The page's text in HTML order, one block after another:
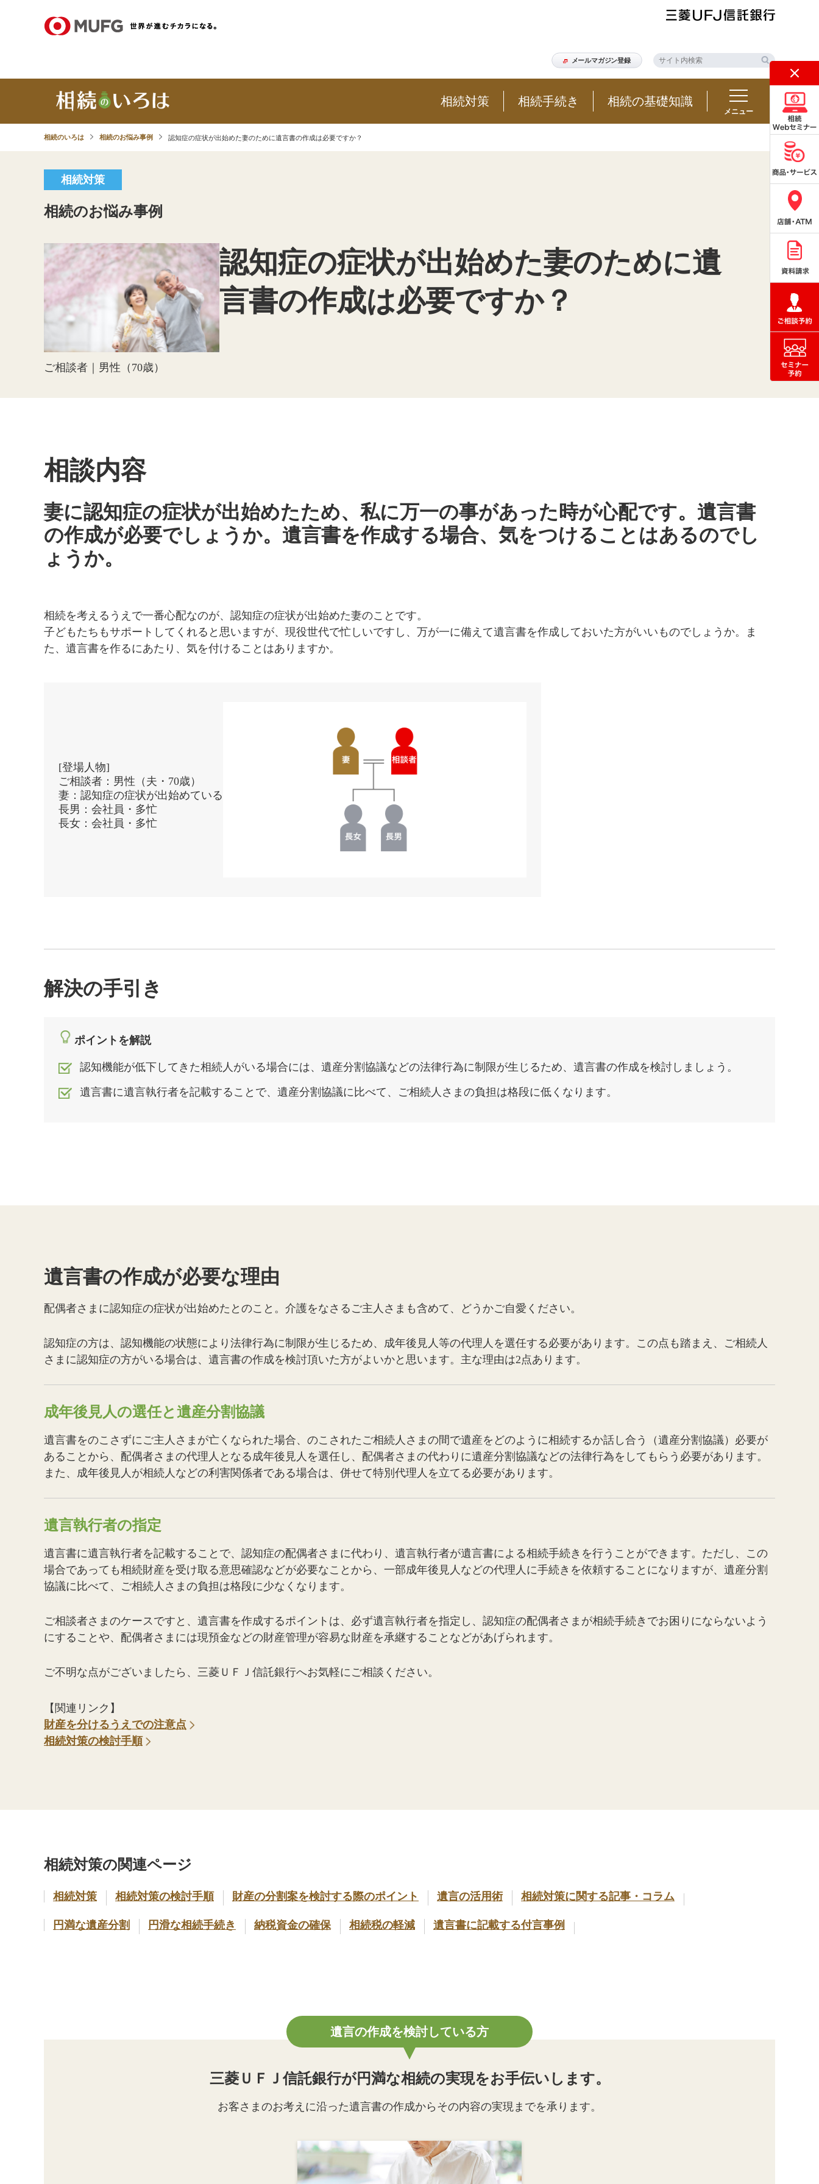
メールマガジン登録
相続対策 相続手続き 相続の基礎知識
メニュー
相続のいろは 相続のお悩み事例 認知症の症状が出始めた妻のために遺言書の作成は必要ですか？
相続対策
相続のお悩み事例
ご相談者｜男性（70歳）
認知症の症状が出始めた妻のために遺
言書の作成は必要ですか？
相談内容
妻に認知症の症状が出始めたため、私に万一の事があった時が心配です。遺言書
の作成が必要でしょうか。遺言書を作成する場合、気をつけることはあるのでし
ょうか。
相続を考えるうえで一番心配なのが、認知症の症状が出始めた妻のことです。
子どもたちもサポートしてくれると思いますが、現役世代で忙しいですし、万が一に備えて遺言書を作成しておいた方がいいものでしょうか。ま
た、遺言書を作るにあたり、気を付けることはありますか。
[登場人物]
ご相談者：男性（夫・70歳）
妻：認知症の症状が出始めている
長男：会社員・多忙
長女：会社員・多忙
解決の手引き
ポイントを解説
認知機能が低下してきた相続人がいる場合には、遺産分割協議などの法律行為に制限が生じるため、遺言書の作成を検討しましょう。
遺言書に遺言執行者を記載することで、遺産分割協議に比べて、ご相続人さまの負担は格段に低くなります。
遺言書の作成が必要な理由
配偶者さまに認知症の症状が出始めたとのこと。介護をなさるご主人さまも含めて、どうかご自愛ください。
認知症の方は、認知機能の状態により法律行為に制限が生じるため、成年後見人等の代理人を選任する必要があります。この点も踏まえ、ご相続人
さまに認知症の方がいる場合は、遺言書の作成を検討頂いた方がよいかと思います。主な理由は2点あります。
成年後見人の選任と遺産分割協議
遺言書をのこさずにご主人さまが亡くなられた場合、のこされたご相続人さまの間で遺産をどのように相続するか話し合う（遺産分割協議）必要が
あることから、配偶者さまの代理人となる成年後見人を選任し、配偶者さまの代わりに遺産分割協議などの法律行為をしてもらう必要があります。
また、成年後見人が相続人などの利害関係者である場合は、併せて特別代理人を立てる必要があります。
遺言執行者の指定
遺言書に遺言執行者を記載することで、認知症の配偶者さまに代わり、遺言執行者が遺言書による相続手続きを行うことができます。ただし、この
場合であっても相続財産を受け取る意思確認などが必要なことから、一部成年後見人などの代理人に手続きを依頼することになりますが、遺産分割
協議に比べて、ご相続人さまの負担は格段に少なくなります。
ご相談者さまのケースですと、遺言書を作成するポイントは、必ず遺言執行者を指定し、認知症の配偶者さまが相続手続きでお困りにならないよう
にすることや、配偶者さまには現預金などの財産管理が容易な財産を承継することなどがあげられます。
ご不明な点がございましたら、三菱ＵＦＪ信託銀行へお気軽にご相談ください。
【関連リンク】
財産を分けるうえでの注意点
相続対策の検討手順
相続対策の関連ページ
相続対策 相続対策の検討手順 財産の分割案を検討する際のポイント 遺言の活用術 相続対策に関する記事・コラム
円満な遺産分割 円滑な相続手続き 納税資金の確保 相続税の軽減 遺言書に記載する付言事例
遺言の作成を検討している方
三菱ＵＦＪ信託銀行が円満な相続の実現をお手伝いします。
お客さまのお考えに沿った遺言書の作成からその内容の実現までを承ります。